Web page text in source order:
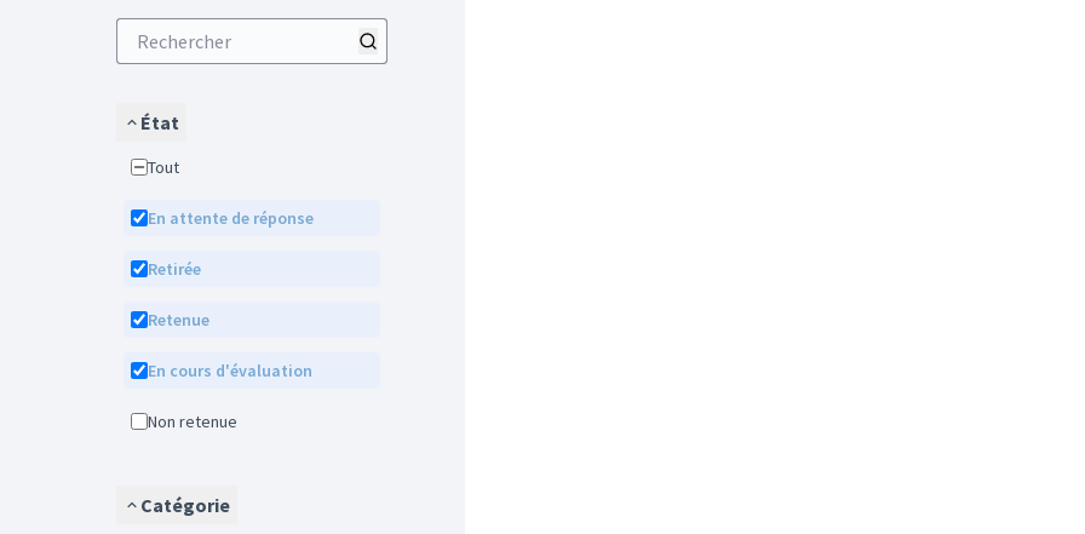
État
Tout
En attente de réponse
Retirée
Retenue
En cours d'évaluation
Non retenue
Catégorie